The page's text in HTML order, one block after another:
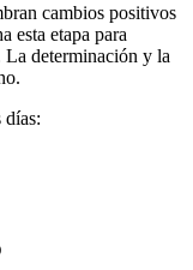
cambios positivos
esta etapa para
La determinación y la
días: